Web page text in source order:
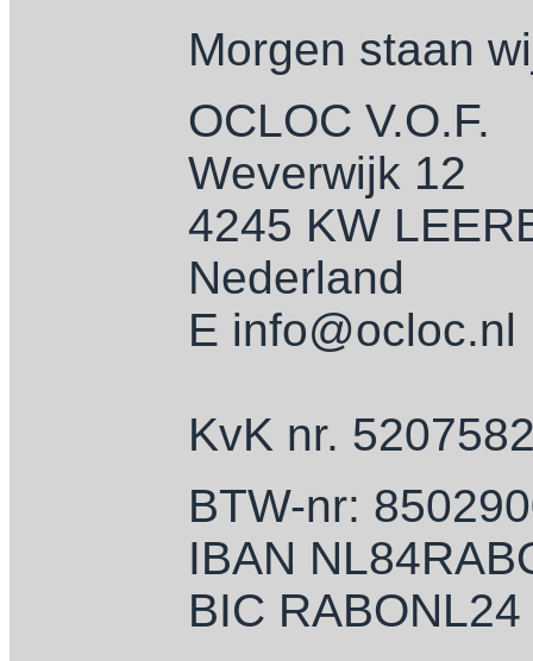
Morgen staan
OCLOC V.O.F.
Weverwijk 12
4245 KW
Nederland
E info@ocloc.nl
KvK nr.
BTW-nr:
IBAN
BIC RABONL24